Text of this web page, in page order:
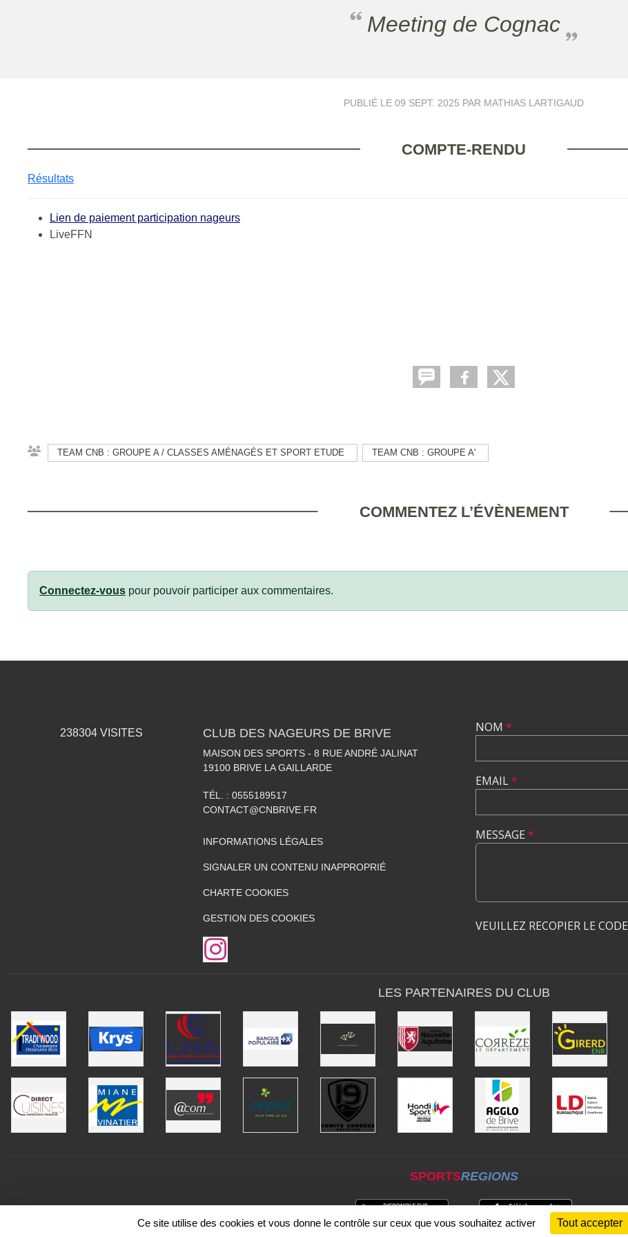
Meeting de Cognac
PUBLIÉ LE 09 SEPT. 2025 PAR MATHIAS LARTIGAUD
COMPTE-RENDU
Résultats
Lien de paiement participation nageurs
LiveFFN
TEAM CNB : GROUPE A / CLASSES AMÉNAGÉS ET SPORT ETUDE TEAM CNB : GROUPE A'
COMMENTEZ L’ÉVÈNEMENT
Connectez-vous pour pouvoir participer aux commentaires.
238304 VISITES CLUB DES NAGEURS DE BRIVE
MAISON DES SPORTS - 8 RUE ANDRÉ JALINAT
19100 BRIVE LA GAILLARDE
TÉL. : 0555189517
CONTACT@CNBRIVE.FR
INFORMATIONS LÉGALES
SIGNALER UN CONTENU INAPPROPRIÉ
CHARTE COOKIES
GESTION DES COOKIES
NOM *
EMAIL*
MESSAGE *
VEUILLEZ RECOPIER LE CODE
LES PARTENAIRES DU CLUB
SPORTSREGIONS
Ce site utilise des cookies et vous donne le contrôle sur ceux que vous souhaitez activer Tout accepter